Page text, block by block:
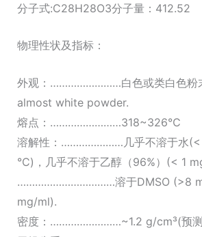
分子式:C28H28O3分子量：412.52
物理性状及指标：
外观：……………………白色或类白色粉
almost white powder.
熔点：……………………318~326℃
溶解性：…………………几乎不溶于水(<
°C)，几乎不溶于乙醇（96%）(< 1
……………………………溶于DMSO (>8
mg/ml).
密度：……………………~1.2 g/cm³(预